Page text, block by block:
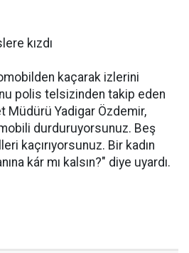
kızdı
kaçarak izlerini
polis telsizinden takip eden
Müdürü Yadigar Özdemir,
durduruyorsunuz. Beş
kaçırıyorsunuz. Bir kadın
kár mı kalsın?" diye uyardı.